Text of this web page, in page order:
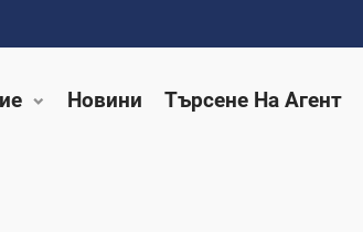
Новини Търсене На Агент